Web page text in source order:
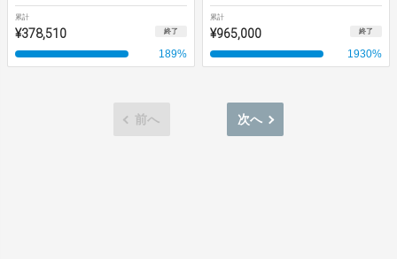
累計
¥378,510 終了
189%
累計
¥965,000 終了
1930%
次へ
前へ